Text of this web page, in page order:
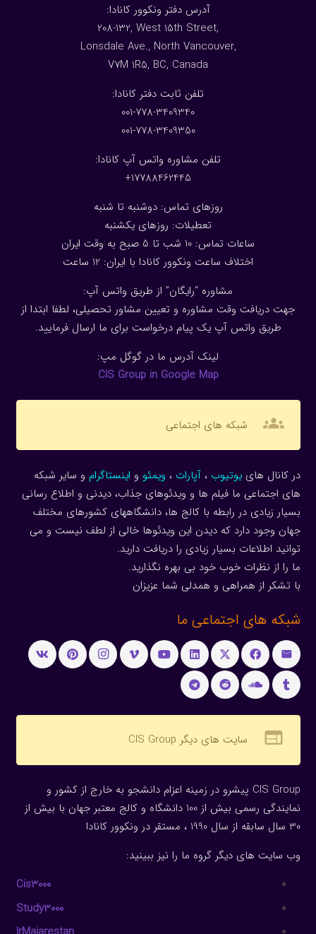
:آدرس دفتر ونکوور کانادا
208-132, West 15th Street,
Lonsdale Ave., North Vancouver,
V7M 1R5, BC, Canada
:تلفن ثابت دفتر کانادا
001-778-3409340
001-778-3409350
تلفن مشاوره واتس آپ کانادا:
17788462445+
روزهای تماس: دوشنبه تا شنبه
تعطیلات: روزهای یکشنبه
ساعات تماس: 10 شب تا 5 صبح به وقت ایران
اختلاف ساعت ونکوور کانادا با ایران: 1 2 ساعت
مشاوره “رایگان” از طریق واتس آپ:
جهت دریافت وقت مشاوره و تعیین مشاور تحصیلی، لطفا ابتدا از
طریق واتس آپ یک پیام درخواست برای ما ارسال فرمایید.
لینک آدرس ما در گوگل مپ:
CIS Group in Google Map
groups شبکه های اجتماعی
در کانال هاییوتیوب ، آپارات ، ویمئو و اینستاگرام و سایر شبکه
های اجتماعی ما فیلم ها و ویدئوهای جذاب، دیدنی و اطلاع رسانی
بسیار زیادی در رابطه با کالج ها، دانشگاههای کشورهای مختلف
جهان وجود دارد که دیدن این ویدئوها خالی از لطف نیست و می
توانید اطلاعات بسیار زیادی را دریافت دارید.
ما را از نظرات خوب خود بی بهره نگذارید.
با تشکر از همراهی و همدلی شما عزیزان
شبکه های اجتماعی ما
web سایت های دیگر CIS Group
CIS Group پیشرو در زمینه اعزام دانشجو به خارج از کشور و
نمایندگی رسمی بیش از 100 دانشگاه و کالج معتبر جهان با بیش از
30 سال سابقه از سال 1990 ، مستقر در ونکوور کانادا
وب سایت های دیگر گروه ما را نیز ببینید:
Cis3000
Study3000